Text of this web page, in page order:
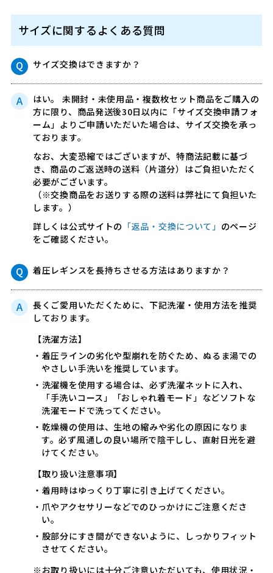
サイズに関するよくある質問
サイズ交換はできますか？
はい。 未開封・未使用品・複数枚セット商品をご購入の
方に限り、商品発送後30日以内に「サイズ交換申請フォ
ーム」よりご申請いただいた場合は、サイズ交換を承っ
ております。
なお、大変恐縮ではございますが、特商法記載に基づ
き、商品のご返送時の送料（片道分）はご負担いただく
必要がございます。
（※交換商品をお送りする際の送料は弊社にて負担いた
します。）
詳しくは公式サイトの 「返品・交換について」 のページ
をご確認ください。
着圧レギンスを長持ちさせる方法はありますか？
長くご愛用いただくために、下記洗濯・使用方法を推奨
しております。
【洗濯方法】
・着圧ラインの劣化や型崩れを防ぐため、ぬるま湯での
やさしい手洗いを推奨しています。
・洗濯機を使用する場合は、必ず洗濯ネットに入れ、
「手洗いコース」「おしゃれ着モード」などソフトな
洗濯モードで洗ってください。
・乾燥機の使用は、生地の縮みや劣化の原因になりま
す。必ず風通しの良い場所で陰干しし、直射日光を避
けてください。
【取り扱い注意事項】
・着用時はゆっくり丁寧に引き上げてください。
・爪やアクセサリーなどでのひっかけにご注意くださ
い。
・股部分にすき間ができないように、しっかりフィット
させてください。
※お取り扱いには十分ご注意いただいても、使用状況・